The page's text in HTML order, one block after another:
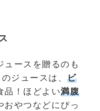
ュースを贈るのも
ジュースは、 ビ
品！ほどよい満腹
おやつなどにぴっ